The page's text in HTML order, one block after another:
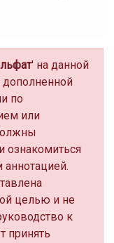
' на данной
дополненной
по
или
ознакомиться
целью и не
к
принять